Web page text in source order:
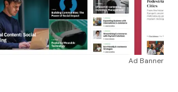
Ad Banner